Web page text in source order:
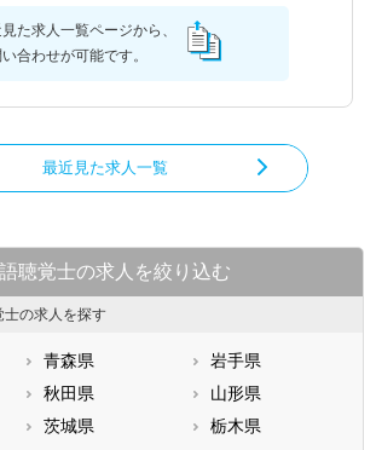
た求人一覧ページから、
合わせが可能です。
最近見た求人一覧
聴覚士の求人を絞り込む
士の求人を探す
青森県
岩手県
秋田県
山形県
茨城県
栃木県